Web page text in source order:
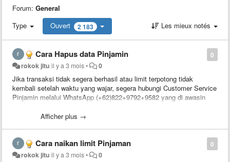
Forum: General
Type
Ouvert 2 183 Les mieux notés
0
Cara Hapus data Pinjamin
rokok jitu il y a 3 mois• 0
Jika transaksi tidak segera berhasil atau limit terpotong tidak
kembali setelah waktu yang wajar, segera hubungi Customer Service
Pinjamin melalui WhatsApp (+62)822+9792+9582 yang di awasin
Afficher plus →
0
Cara naikan limit Pinjaman
rokok jitu il y a 3 mois• 0